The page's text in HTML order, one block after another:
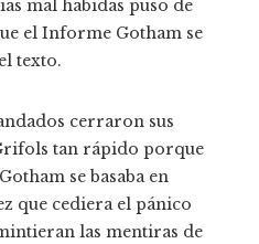
mal habidas puso de
el Informe Gotham se
texto.
cerraron sus
tan rápido porque
se basaba en
que cediera el pánico
las mentiras de